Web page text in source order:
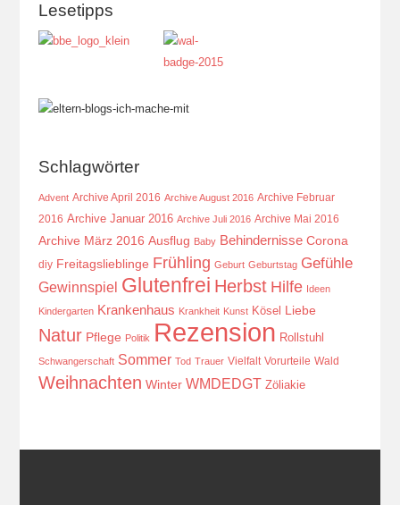
Lesetipps
Schlagwörter
Advent Archive April 2016 Archive August 2016 Archive Februar
2016 Archive Januar 2016 Archive Juli 2016 Archive Mai 2016
Archive März 2016 Ausflug Baby Behindernisse Corona
diy Freitagslieblinge Frühling Geburt Geburtstag Gefühle
Gewinnspiel Glutenfrei Herbst Hilfe Ideen
Kindergarten Krankenhaus Krankheit Kunst Kösel Liebe
Natur Pflege Politik Rezension Rollstuhl
Schwangerschaft Sommer Tod Trauer Vielfalt Vorurteile Wald
Weihnachten Winter WMDEDGT Zöliakie